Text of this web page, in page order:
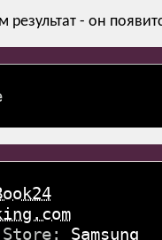
- он
Samsung